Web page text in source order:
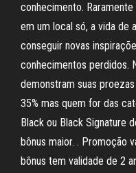
conhecimento.
em um local só, a vida de
conseguir novas
conhecimentos perdidos.
demonstram suas
35% mas quem for das
Black ou Black Signature
bônus maior. . Promoção
bônus tem validade de 2